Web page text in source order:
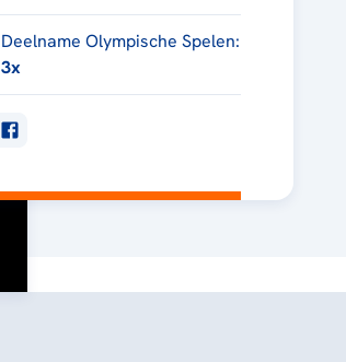
Deelname Olympische Spelen:
3x